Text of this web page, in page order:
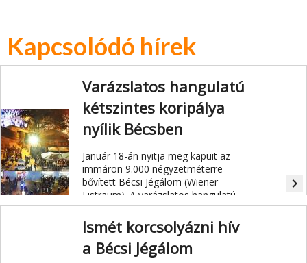
Kapcsolódó hírek
Varázslatos hangulatú
kétszintes koripálya
nyílik Bécsben
Január 18-án nyitja meg kapuit az
immáron 9.000 négyzetméterre
bővített Bécsi Jégálom (Wiener
Eistraum). A varázslatos hangulatú
jégpálya újdonsága, hogy idén
először két szinten korizhatnak a téli
sportok kedvelői.
navigate_next
Ismét korcsolyázni hív
a Bécsi Jégálom